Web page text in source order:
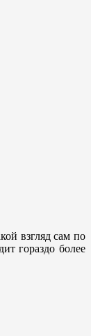
взгляд сам по
гораздо более